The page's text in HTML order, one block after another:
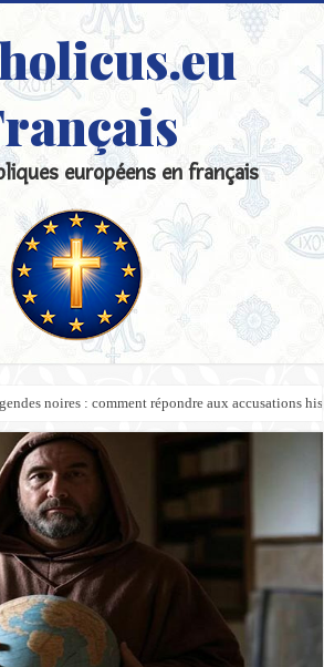
européens en français
noires : comment répondre aux accusations